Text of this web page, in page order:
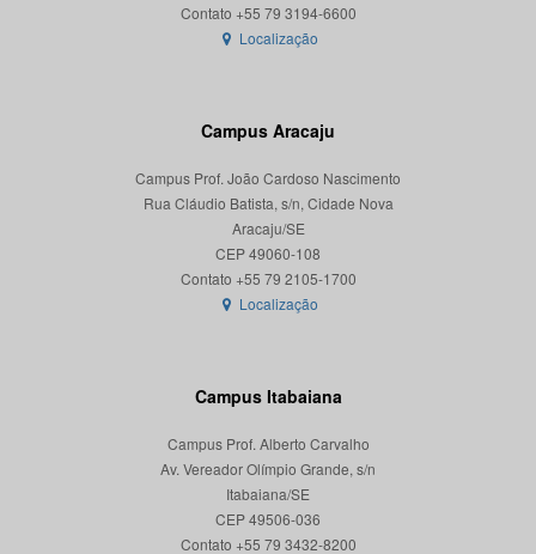
Localização
Campus Aracaju
Campus Prof. João Cardoso Nascimento
Rua Cláudio Batista, s/n, Cidade Nova
Aracaju/SE
CEP 49060-108
Localização
Campus Itabaiana
Campus Prof. Alberto Carvalho
Av. Vereador Olímpio Grande, s/n
Itabaiana/SE
CEP 49506-036